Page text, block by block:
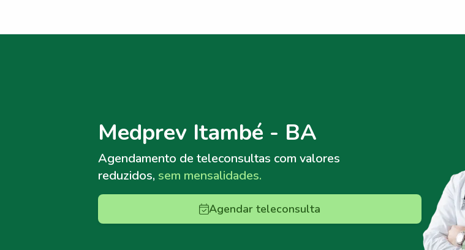
Medprev Itambé - BA
Agendamento de teleconsultas com valores
reduzidos, sem mensalidades.
Agendar teleconsulta